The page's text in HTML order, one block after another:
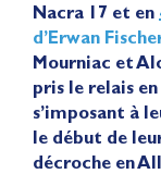
Nacra 17 et en
d’Erwan
Mourniac et
pris le relais
s’imposant à
le début de
décroche en